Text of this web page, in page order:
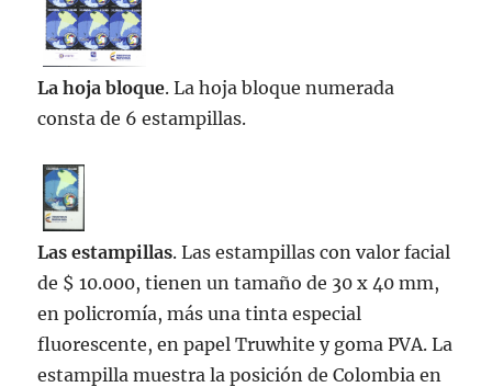
La hoja bloque. La hoja bloque numerada
consta de 6 estampillas.
Las estampillas. Las estampillas con valor facial
de $ 10.000, tienen un tamaño de 30 x 40 mm,
en policromía, más una tinta especial
fluorescente, en papel Truwhite y goma PVA. La
estampilla muestra la posición de Colombia en